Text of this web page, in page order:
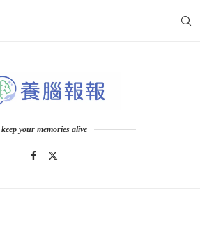
keep your memories alive